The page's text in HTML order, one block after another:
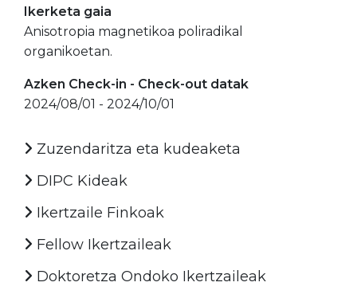
Ikerketa gaia
Anisotropia magnetikoa poliradikal
organikoetan.
Azken Check-in - Check-out datak
2024/08/01 - 2024/10/01
Zuzendaritza eta kudeaketa
DIPC Kideak
Ikertzaile Finkoak
Fellow Ikertzaileak
Doktoretza Ondoko Ikertzaileak